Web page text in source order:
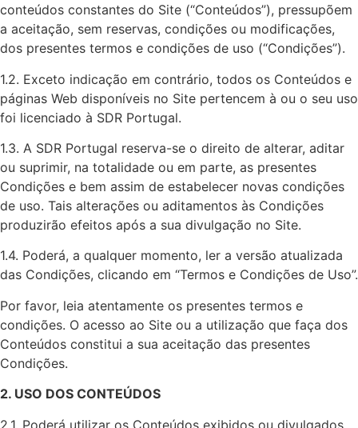
conteúdos constantes do Site (“Conteúdos”), pressupõem
a aceitação, sem reservas, condições ou modificações,
dos presentes termos e condições de uso (“Condições”).
1.2. Exceto indicação em contrário, todos os Conteúdos e
páginas Web disponíveis no Site pertencem à ou o seu uso
foi licenciado à SDR Portugal.
1.3. A SDR Portugal reserva-se o direito de alterar, aditar
ou suprimir, na totalidade ou em parte, as presentes
Condições e bem assim de estabelecer novas condições
de uso. Tais alterações ou aditamentos às Condições
produzirão efeitos após a sua divulgação no Site.
1.4. Poderá, a qualquer momento, ler a versão atualizada
das Condições, clicando em “Termos e Condições de Uso”.
Por favor, leia atentamente os presentes termos e
condições. O acesso ao Site ou a utilização que faça dos
Conteúdos constitui a sua aceitação das presentes
Condições.
2. USO DOS CONTEÚDOS
2.1. Poderá utilizar os Conteúdos exibidos ou divulgados